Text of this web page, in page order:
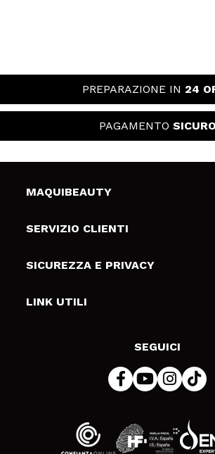
PREPARAZIONE IN 24
PAGAMENTO SICURO
MAQUIBEAUTY
Chi siamo
Gift Cards
SERVIZIO CLIENTI
Spedizioni & Resi
Metodi di pagamamento
SICUREZZA E PRIVACY
Termini e condizioni
LINK UTILI
SEGUICI